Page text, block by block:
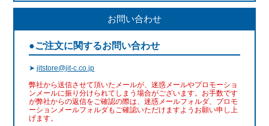
お問い合わせ
●ご注文に関するお問い合わせ
➤jitstore@jit-c.co.jp
弊社から送信させて頂いたメールが、迷惑メールやプロモーショ
ンメールに振り分けられてしまう場合がございます。お手数です
が弊社からの返信をご確認の際は、迷惑メールフォルダ、プロモ
ーションメールフォルダもご確認いただけますようお願い申し上
げます。